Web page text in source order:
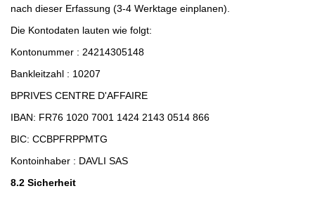
nach dieser Erfassung (3-4 Werktage einplanen).
Die Kontodaten lauten wie folgt:
Kontonummer : 24214305148
Bankleitzahl : 10207
BPRIVES CENTRE D'AFFAIRE
IBAN: FR76 1020 7001 1424 2143 0514 866
BIC: CCBPFRPPMTG
Kontoinhaber : DAVLI SAS
8.2 Sicherheit